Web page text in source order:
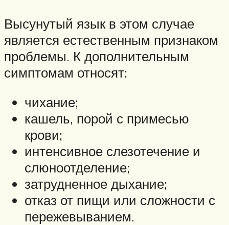
Высунутый язык в этом случае
является естественным признаком
проблемы. К дополнительным
симптомам относят:
чихание;
кашель, порой с примесью
крови;
интенсивное слезотечение и
слюноотделение;
затрудненное дыхание;
отказ от пищи или сложности с
пережевыванием.